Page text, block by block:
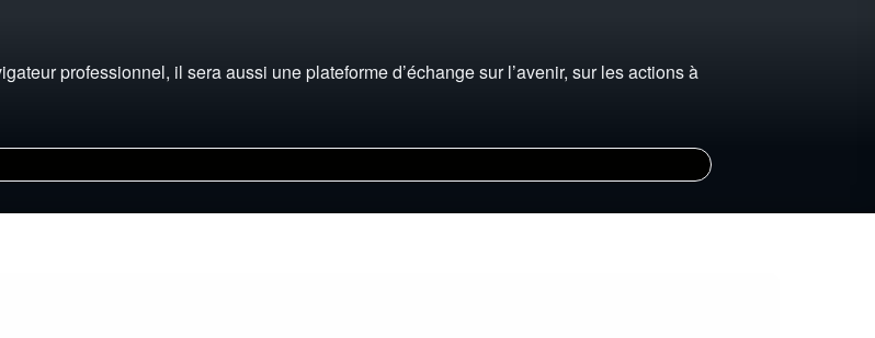
professionnel, il sera aussi une plateforme d’échange sur l’avenir, sur les actions à